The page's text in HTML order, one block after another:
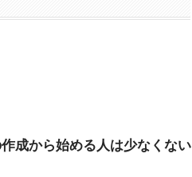
成から始める人は少なくない